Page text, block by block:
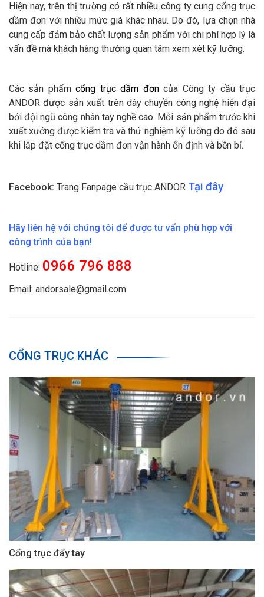
Hiện nay, trên thị trường có rất nhiều công ty cung cổng trục
dầm đơn với nhiều mức giá khác nhau. Do đó, lựa chọn nhà
cung cấp đảm bảo chất lượng sản phẩm với chi phí hợp lý là
vấn đề mà khách hàng thường quan tâm xem xét kỹ lưỡng.
Các sản phẩmcổng trục dầm đơncủa Công ty cầu trục
ANDOR được sản xuất trên dây chuyền công nghệ hiện đại
bởi đội ngũ công nhân tay nghề cao. Mỗi sản phẩm trước khi
xuất xưởng được kiểm tra và thử nghiệm kỹ lưỡng do đó sau
khi lắp đặt cổng trục dầm đơn vận hành ổn định và bền bỉ.
Facebook: Trang Fanpage cầu trục ANDOR Tại đây
Hãy liên hệ với chúng tôi để được tư vấn phù hợp với
công trình của bạn!
Hotline: 0966 796 888
Email: andorsale@gmail.com
CỔNG TRỤC KHÁC
Cổng trục đẩy tay